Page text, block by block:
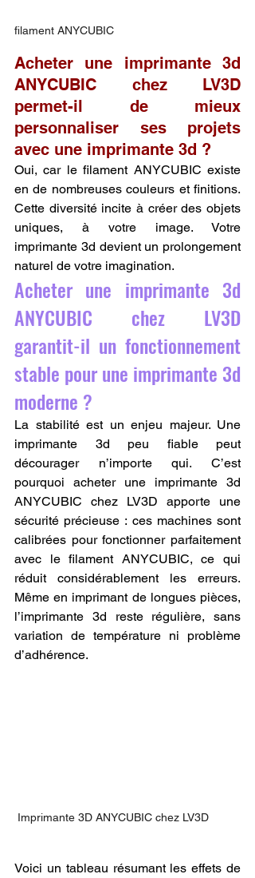
filament ANYCUBIC
Acheter une imprimante 3d
ANYCUBIC chez LV3D
permet-il de mieux
personnaliser ses projets
avec une imprimante 3d ?
Oui, car le filament ANYCUBIC existe
en de nombreuses couleurs et finitions.
Cette diversité incite à créer des objets
uniques, à votre image. Votre
imprimante 3d devient un prolongement
naturel de votre imagination.
Acheter une imprimante 3d
ANYCUBIC chez LV3D
garantit-il un fonctionnement
stable pour une imprimante 3d
moderne ?
La stabilité est un enjeu majeur. Une
imprimante 3d peu fiable peut
décourager n’importe qui. C’est
pourquoi acheter une imprimante 3d
ANYCUBIC chez LV3D apporte une
sécurité précieuse : ces machines sont
calibrées pour fonctionner parfaitement
avec le filament ANYCUBIC, ce qui
réduit considérablement les erreurs.
Même en imprimant de longues pièces,
l’imprimante 3d reste régulière, sans
variation de température ni problème
d’adhérence.
Imprimante 3D ANYCUBIC chez LV3D
Voici un tableau résumant les effets de